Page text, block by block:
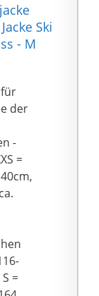
Ski
- M
der
-
=
=